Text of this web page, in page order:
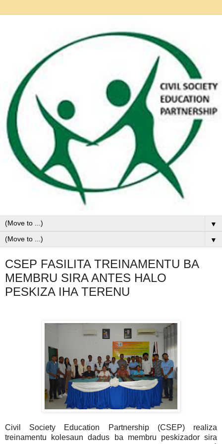
▼
▼
CSEP FASILITA TREINAMENTU BA
MEMBRU SIRA ANTES HALO
PESKIZA IHA TERENU
Civil Society Education Partnership (CSEP) realiza
treinamentu kolesaun dadus ba membru peskizador sira